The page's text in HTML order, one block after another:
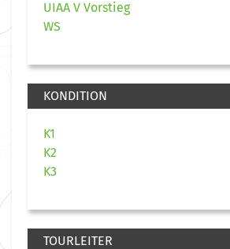
UIAA V Vorstieg
WS
KONDITION
K1
K2
K3
TOURLEITER